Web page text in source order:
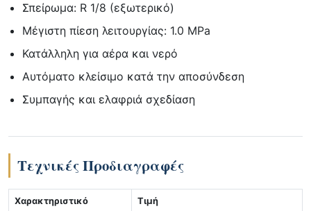
Σπείρωμα: R 1/8 (εξωτερικό)
Μέγιστη πίεση λειτουργίας: 1.0 MPa
Κατάλληλη για αέρα και νερό
Αυτόματο κλείσιμο κατά την αποσύνδεση
Συμπαγής και ελαφριά σχεδίαση
Τεχνικές Προδιαγραφές
Χαρακτηριστικό Τιμή